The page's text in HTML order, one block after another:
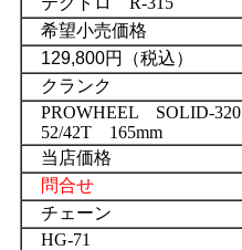
希望小売価格
129,800円（税込）
クランク
PROWHEEL SOLID-320
52/42T 165mm
当店価格
問合せ
チェーン
HG-71